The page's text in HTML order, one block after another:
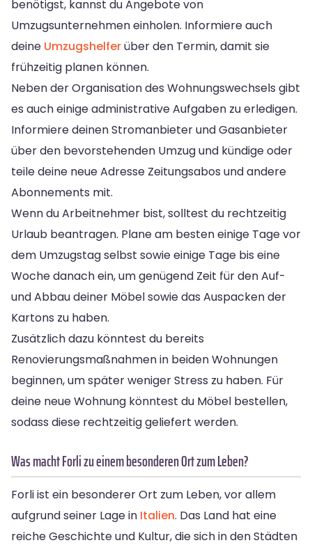
benötigst, kannst du Angebote von
Umzugsunternehmen einholen. Informiere auch
deine Umzugshelferüber den Termin, damit sie
frühzeitig planen können.
Neben der Organisation des Wohnungswechsels gibt
es auch einige administrative Aufgaben zu erledigen.
Informiere deinen Stromanbieter und Gasanbieter
über den bevorstehenden Umzug und kündige oder
teile deine neue Adresse Zeitungsabos und andere
Abonnements mit.
Wenn du Arbeitnehmer bist, solltest du rechtzeitig
Urlaub beantragen. Plane am besten einige Tage vor
dem Umzugstag selbst sowie einige Tage bis eine
Woche danach ein, um genügend Zeit für den Auf-
und Abbau deiner Möbel sowie das Auspacken der
Kartons zu haben.
Zusätzlich dazu könntest du bereits
Renovierungsmaßnahmen in beiden Wohnungen
beginnen, um später weniger Stress zu haben. Für
deine neue Wohnung könntest du Möbel bestellen,
sodass diese rechtzeitig geliefert werden.
Was macht Forli zu einem besonderen Ort zum Leben?
Forli ist ein besonderer Ort zum Leben, vor allem
aufgrund seiner Lage in Italien. Das Land hat eine
reiche Geschichte und Kultur, die sich in den Städten